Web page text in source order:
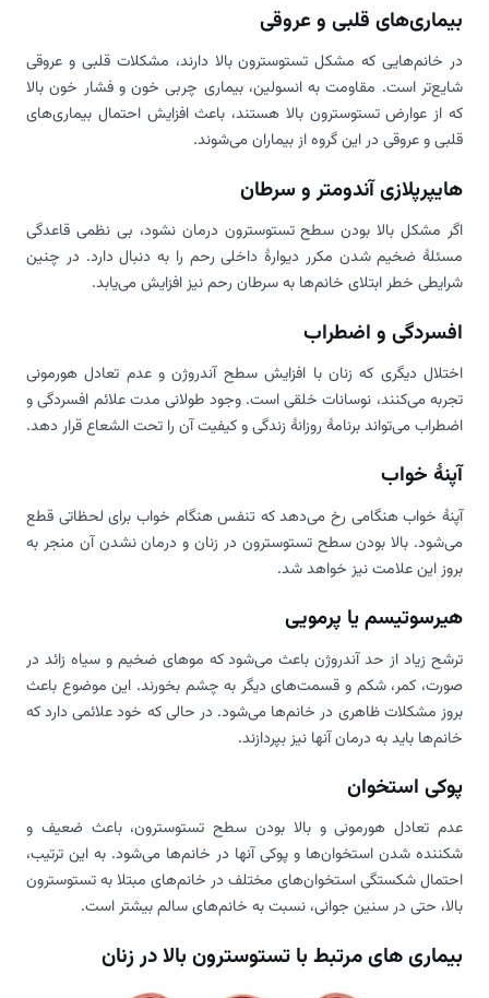
بیماری‌های قلبی و عروقی
در خانم‌هایی که مشکل تستوسترون بالا دارند، مشکلات قلبی و عروقی
شایع‌تر است. مقاومت به انسولین، بیماری چربی خون و فشار خون بالا
که از عوارض تستوسترون بالا هستند، باعث افزایش احتمال بیماری‌های
قلبی و عروقی در این گروه از بیماران می‌شوند.
هایپرپلازی آندومتر و سرطان
اگر مشکل بالا بودن سطح تستوسترون درمان نشود، بی نظمی قاعدگی
مسئلۀ ضخیم شدن مکرر دیوارۀ داخلی رحم را به دنبال دارد. در چنین
شرایطی خطر ابتلای خانم‌ها به سرطان رحم نیز افزایش می‌یابد.
افسردگی و اضطراب
اختلال دیگری که زنان با افزایش سطح آندروژن و عدم تعادل هورمونی
تجربه می‌کنند، نوسانات خلقی است. وجود طولانی مدت علائم افسردگی و
اضطراب می‌تواند برنامۀ روزانۀ زندگی و کیفیت آن را تحت الشعاع قرار دهد.
آپنۀ خواب
آپنۀ خواب هنگامی رخ می‌دهد که تنفس هنگام خواب برای لحظاتی قطع
می‌شود. بالا بودن سطح تستوسترون در زنان و درمان نشدن آن منجر به
بروز این علامت نیز خواهد شد.
هیرسوتیسم یا پرمویی
ترشح زیاد از حد آندروژن باعث می‌شود که موهای ضخیم و سیاه زائد در
صورت، کمر، شکم و قسمت‌های دیگر به چشم بخورند. این موضوع باعث
بروز مشکلات ظاهری در خانم‌ها می‌شود. در حالی که خود علائمی دارد که
خانم‌ها باید به درمان آنها نیز بپردازند.
پوکی استخوان
عدم تعادل هورمونی و بالا بودن سطح تستوسترون، باعث ضعیف و
شکننده شدن استخوان‌ها و پوکی آنها در خانم‌ها می‌شود. به این ترتیب،
احتمال شکستگی استخوان‌های مختلف در خانم‌های مبتلا به تستوسترون
بالا، حتی در سنین جوانی، نسبت به خانم‌های سالم بیشتر است.
بیماری های مرتبط با تستوسترون بالا در زنان